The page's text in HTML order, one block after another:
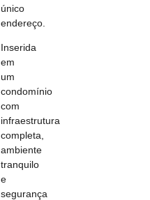
único
endereço.
Inserida
em
um
condomínio
com
infraestrutura
completa,
ambiente
tranquilo
e
segurança